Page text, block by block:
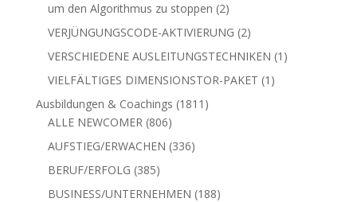
um den Algorithmus zu stoppen 22
Produkte
VERJÜNGUNGSCODE-AKTIVIERUNG 22
Produkte
VERSCHIEDENE AUSLEITUNGSTECHNIKEN 1 1
VIELFÄLTIGES DIMENSIONSTOR-PAKET 1 1
Ausbildungen & Coachings 1811 1811
ALLE NEWCOMER 806806
Produkte
AUFSTIEG/ERWACHEN 336336
BERUF/ERFOLG 385385
Produkte
BUSINESS/UNTERNEHMEN 188188